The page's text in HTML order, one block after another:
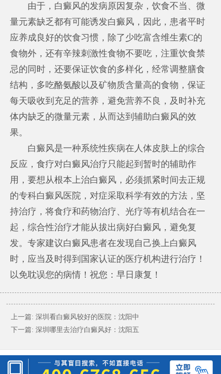
由于，白癜风的发病原因复杂，饮食不当、微
量元素缺乏都有可能诱发白癜风，因此，患者平时
应养成良好的饮食习惯，除了少吃富含维生素C的
食物外，还有辛辣刺激性食物不要吃，注重饮食禁
忌的同时，还要保证饮食的多样化，经常调整膳食
结构，多吃酪氨酸以及矿物质含量高的食物，保证
每天吸收到充足的营养，避免营养不良，及时补充
体内缺乏的微量元素，从而达到辅助白癜风的效
果。
白癜风是一种系统性疾病在人体皮肤上的综合
反应，食疗对白癜风治疗只能起到暂时的辅助作
用，要想从根本上治白癜风，必须抓紧时间去正规
的专科白癜风医院，对症采取科学有效的方法，坚
持治疗，将食疗和药物治疗、光疗等有机结合在一
起，综合性治疗才能从拔出病好白癜风，避免复
发。专家建议白癜风患者在发现自己换上白癜风
时，应当及时得到国家认证的医疗机构进行治疗！
以免耽误您的病情！祝您：早日康复！
上一篇: 深圳看白癜风较好的医院：沈阳中
下一篇: 深圳哪里去治疗白癜风好：沈阳五